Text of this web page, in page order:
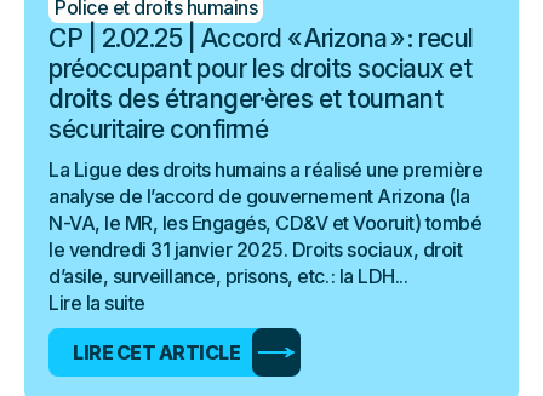
Police et droits humains
CP | 2.02.25 | Accord « Arizona » : recul
préoccupant pour les droits sociaux et
droits des étranger·ères et tournant
sécuritaire confirmé
La Ligue des droits humains a réalisé une première
analyse de l’accord de gouvernement Arizona (la
N-VA, le MR, les Engagés, CD&V et Vooruit) tombé
le vendredi 31 janvier 2025. Droits sociaux, droit
d’asile, surveillance, prisons, etc. : la LDH...
Lire la suite
LIRE CET ARTICLE